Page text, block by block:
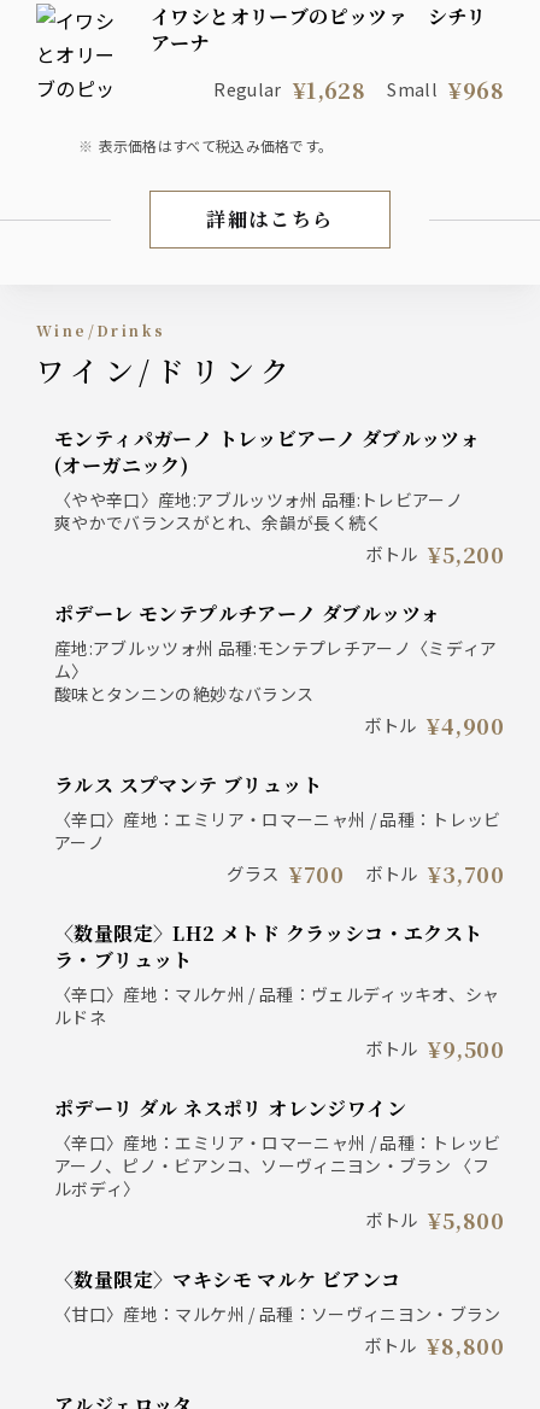
イワシとオリーブのピッツァ シチリ
アーナ
Regular ¥1,628 Small ¥968
表示価格はすべて税込み価格です。
お料理
詳細はこちら
Wine/Drinks
ワイン/ドリンク
モンティパガーノ トレッビアーノ ダブルッツォ
(オーガニック)
〈やや辛口〉産地:アブルッツォ州 品種:トレビアーノ
爽やかでバランスがとれ、余韻が長く続く
ボトル ¥5,200
ポデーレ モンテプルチアーノ ダブルッツォ
産地:アブルッツォ州 品種:モンテプレチアーノ〈ミディア
ム〉
酸味とタンニンの絶妙なバランス
ボトル ¥4,900
ラルス スプマンテ ブリュット
〈辛口〉産地：エミリア・ロマーニャ州 / 品種：トレッビ
アーノ
グラス ¥700 ボトル ¥3,700
〈数量限定〉LH2 メトド クラッシコ・エクスト
ラ・ブリュット
〈辛口〉産地：マルケ州 / 品種：ヴェルディッキオ、シャ
ルドネ
ボトル ¥9,500
ポデーリ ダル ネスポリ オレンジワイン
〈辛口〉産地：エミリア・ロマーニャ州 / 品種：トレッビ
アーノ、ピノ・ビアンコ、ソーヴィニヨン・ブラン 〈フ
ルボディ〉
ボトル ¥5,800
〈数量限定〉マキシモ マルケ ビアンコ
〈甘口〉産地：マルケ州 / 品種：ソーヴィニヨン・ブラン
ボトル ¥8,800